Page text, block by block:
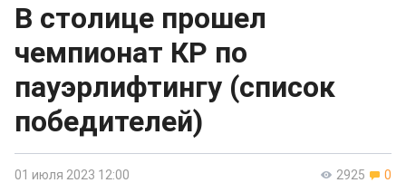
В столице прошел
чемпионат КР по
пауэрлифтингу (список
победителей)
2925 0
01 июля 2023 12:00